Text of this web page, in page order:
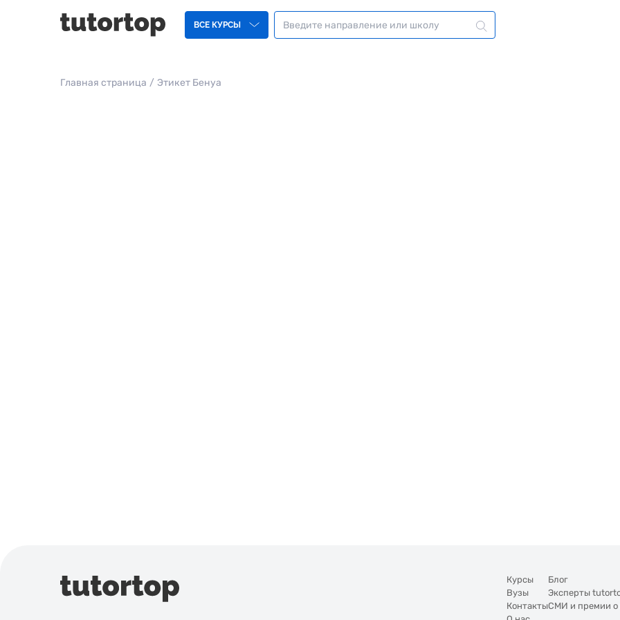
ВСЕ КУРСЫ
Главная страница / Этикет Бенуа
Курсы
Вузы
Контакты
Блог
Эксперты
СМИ и премии о